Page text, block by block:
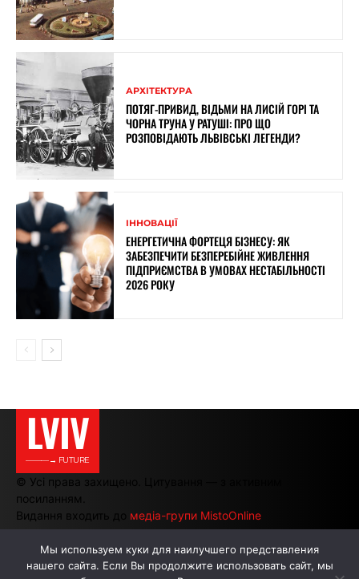
АРХІТЕКТУРА
ПОТЯГ-ПРИВИД, ВІДЬМИ НА ЛИСІЙ ГОРІ ТА
ЧОРНА ТРУНА У РАТУШІ: ПРО ЩО
РОЗПОВІДАЮТЬ ЛЬВІВСЬКІ ЛЕГЕНДИ?
ІННОВАЦІЇ
ЕНЕРГЕТИЧНА ФОРТЕЦЯ БІЗНЕСУ: ЯК
ЗАБЕЗПЕЧИТИ БЕЗПЕРЕБІЙНЕ ЖИВЛЕННЯ
ПІДПРИЄМСТВА В УМОВАХ НЕСТАБІЛЬНОСТІ
2026 РОКУ
LVIV
———→ FUTURE
© Усі права захищено. Цитування — з активним
посиланням.
Видання входить до медіа-групи MistoOnline
АВТОРИ РЕКЛАМА НА САЙТІ
Мы используем куки для наилучшего представления
нашего сайта. Если Вы продолжите использовать сайт, мы